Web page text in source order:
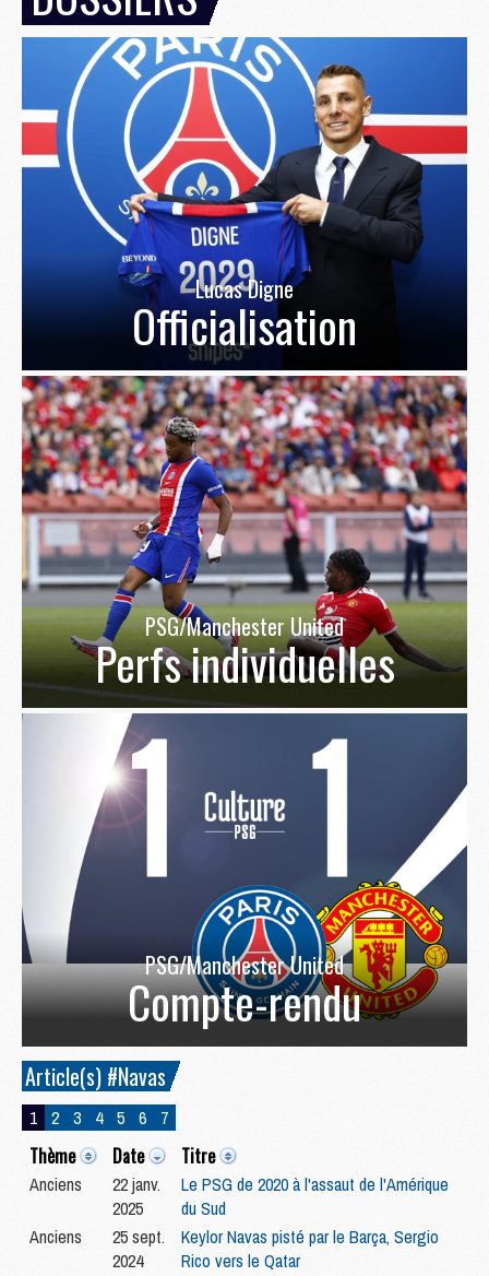
Lucas Digne
Officialisation
PSG/Manchester United
Perfs individuelles
PSG/Manchester United
Compte-rendu
Article(s) #Navas
1 2 3 4 5 6 7
Thème Date Titre
Anciens
22 janv.
2025
Le PSG de 2020 à l'assaut de l'Amérique
du Sud
Anciens
25 sept.
2024
Keylor Navas pisté par le Barça, Sergio
Rico vers le Qatar